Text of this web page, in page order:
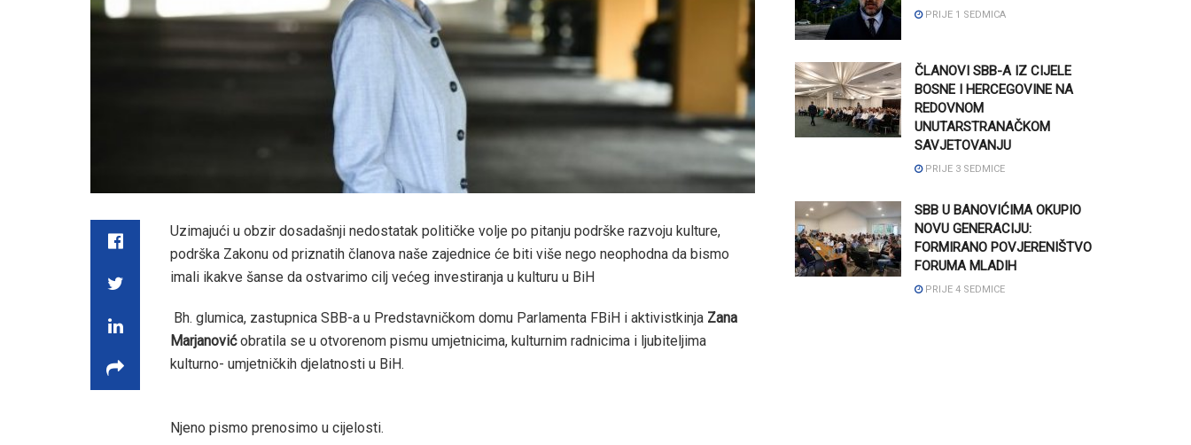
Uzimajući u obzir dosadašnji nedostatak političke volje po pitanju podrške razvoju kulture,
podrška Zakonu od priznatih članova naše zajednice će biti više nego neophodna da bismo
imali ikakve šanse da ostvarimo cilj većeg investiranja u kulturu u BiH
Bh. glumica, zastupnica SBB-a u Predstavničkom domu Parlamenta FBiH i aktivistkinja Zana
Marjanovićobratila se u otvorenom pismu umjetnicima, kulturnim radnicima i ljubiteljima
kulturno- umjetničkih djelatnosti u BiH.
Njeno pismo prenosimo u cijelosti.
PRIJE 1 SEDMICA
ČLANOVI SBB-A IZ CIJELE
BOSNE I HERCEGOVINE NA
REDOVNOM
UNUTARSTRANAČKOM
SAVJETOVANJU
PRIJE 3 SEDMICE
SBB U BANOVIĆIMA OKUPIO
NOVU GENERACIJU:
FORMIRANO POVJERENIŠTVO
FORUMA MLADIH
PRIJE 4 SEDMICE